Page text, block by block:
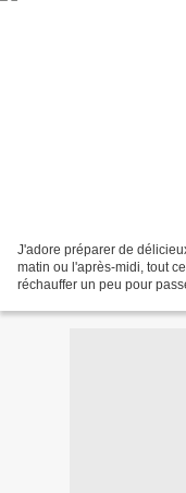
J'adore préparer de
matin ou l'après-midi, tout
réchauffer un peu pour